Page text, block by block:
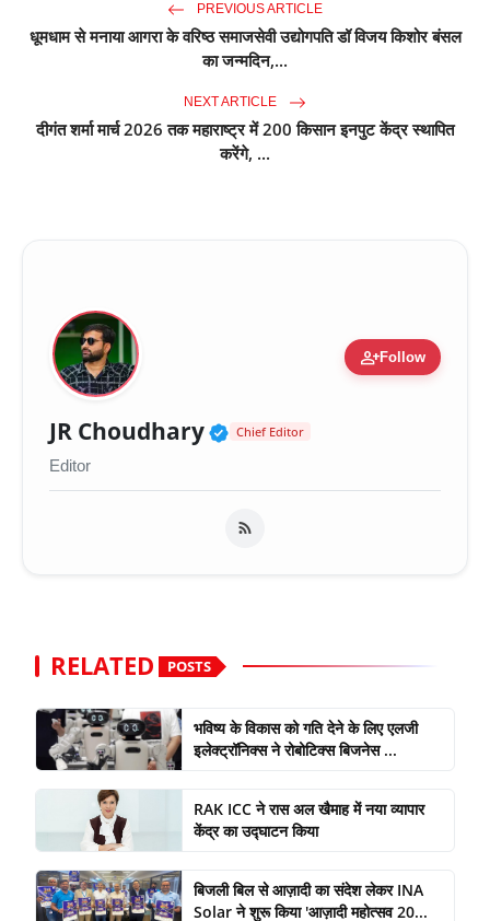
PREVIOUS ARTICLE
धूमधाम से मनाया आगरा के वरिष्ठ समाजसेवी उद्योगपति डॉ विजय किशोर बंसल
का जन्मदिन,...
NEXT ARTICLE
दीगंत शर्मा मार्च 2026 तक महाराष्ट्र में 200 किसान इनपुट केंद्र स्थापित
करेंगे, ...
person_addFollow
JR Choudhary Verified Public Figure
Chief Editor
Editor
RELATED POSTS
भविष्य के विकास को गति देने के लिए एलजी
इलेक्ट्रॉनिक्स ने रोबोटिक्स बिजनेस ...
RAK ICC ने रास अल खैमाह में नया व्यापार
केंद्र का उद्घाटन किया
बिजली बिल से आज़ादी का संदेश लेकर INA
Solar ने शुरू किया 'आज़ादी महोत्सव 20...